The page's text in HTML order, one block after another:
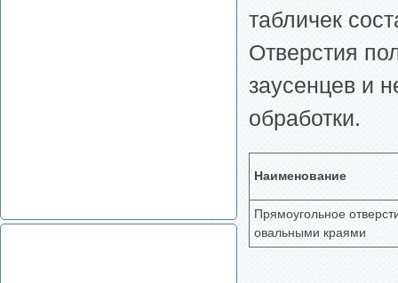
табличек
Отверстия
заусенцев и
обработки.
Наименование
Прямоугольное
овальными краями